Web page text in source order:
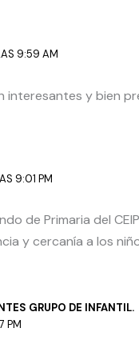
9:59 AM
y bien
9:01 PM
de Primaria del
y cercanía a los
GRUPO DE INFANTIL.
PM